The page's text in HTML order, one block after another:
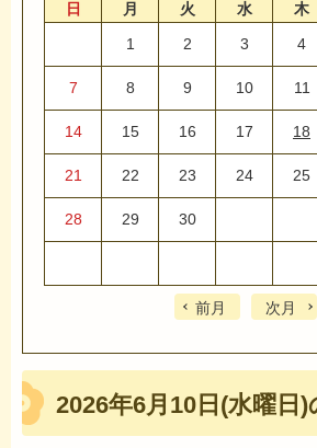
日 月 火 水 木
1
2 3 4
7 8 9 10 11
14 15 16 17 18
21 22 23 24 25
28 29 30
前月 次月
2026年6月10日(水曜日)